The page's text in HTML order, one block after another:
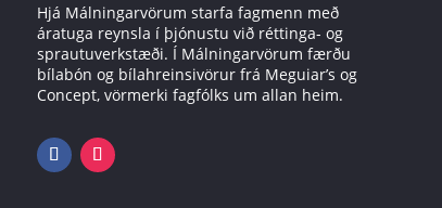
Hjá Málningarvörum starfa fagmenn með
áratuga reynsla í þjónustu við réttinga- og
sprautuverkstæði. Í Málningarvörum færðu
bílabón og bílahreinsivörur frá Meguiar’s og
Concept, vörmerki fagfólks um allan heim.